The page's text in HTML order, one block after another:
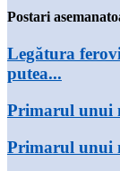
Postari
Legătura
putea...
Primarul unui
Primarul unui